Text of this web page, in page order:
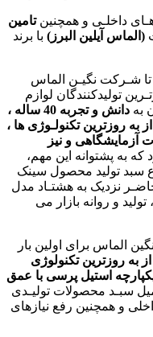
داخلـی و همچنینتامین
(الماس آیلین البرز) با برند
تا شـرکت نگیـن الماس
تولیدکنندگان لوازم
به
دانش و تجربه 40 ساله ،
روزترین تکنولـوژی ها ،
آزمایشگاهی و نیز
که به پشتوانه این مهم،
سبد تولید محصول سینک
نزدیک به هشتـاد مدل
و روانه بازار می
الماس برای اولین بار
از به روزترین تکنولوژی
استیل پرسی با عمق
سبـد محصولات تولیـدی
و همچنین رفع نیازهای